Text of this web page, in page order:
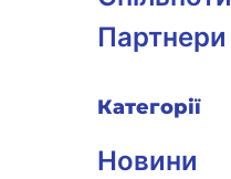
Партнери
Категорії
Новини